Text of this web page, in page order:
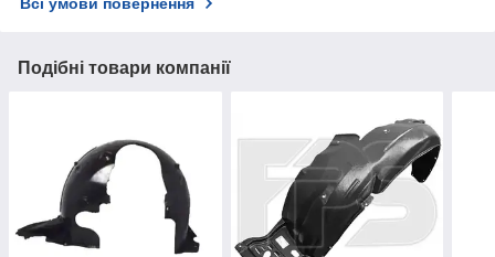
Всі умови повернення
Подібні товари компанії